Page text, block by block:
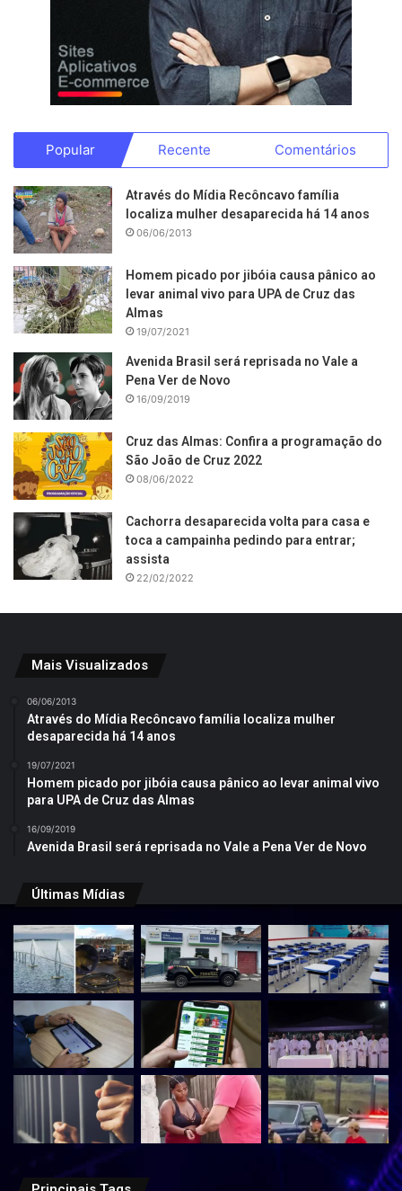
Popular Recente Comentários
Através do Mídia Recôncavo família
localiza mulher desaparecida há 14 anos
06/06/2013
Homem picado por jibóia causa pânico ao
levar animal vivo para UPA de Cruz das
Almas
19/07/2021
Avenida Brasil será reprisada no Vale a
Pena Ver de Novo
16/09/2019
Cruz das Almas: Confira a programação do
São João de Cruz 2022
08/06/2022
Cachorra desaparecida volta para casa e
toca a campainha pedindo para entrar;
assista
22/02/2022
Mais Visualizados
06/06/2013
Através do Mídia Recôncavo família localiza mulher
desaparecida há 14 anos
19/07/2021
Homem picado por jibóia causa pânico ao levar animal vivo
para UPA de Cruz das Almas
16/09/2019
Avenida Brasil será reprisada no Vale a Pena Ver de Novo
Últimas Mídias